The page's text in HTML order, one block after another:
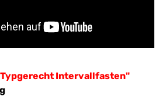
"Typgerecht Intervallfasten"